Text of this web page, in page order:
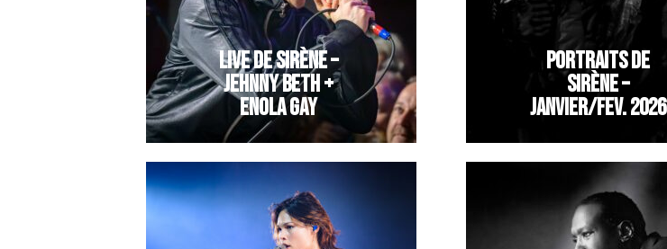
LIVE DE SIRÈNE –
JEHNNY BETH +
ENOLA GAY
PORTRAITS DE
SIRÈNE –
JANVIER/FEV. 2026